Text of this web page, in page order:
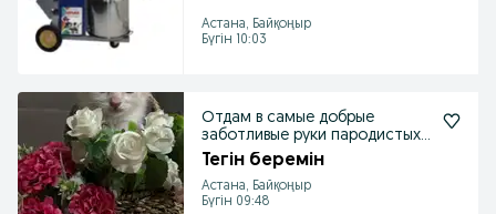
Астана, Байқоңыр
Бүгін 10:03
Отдам в самые добрые
заботливые руки пародистых
котят
Тегін беремін
Астана, Байқоңыр
Бүгін 09:48